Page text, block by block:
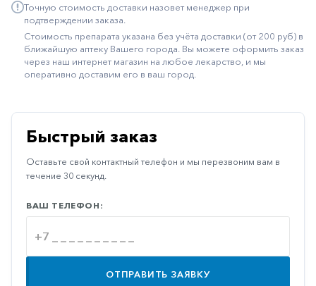
средства
Неврологические
Остеопороз
Паркинсон
Противоаллергические
Противовирусные
Противогрибковые
Противоопухолевые
Противоподагрические
Точную стоимость доставки назовет менеджер при
подтверждении заказа.
Стоимость препарата указана без учёта доставки (от 200 руб) в
ближайшую аптеку Вашего города. Вы можете оформить заказ
через наш интернет магазин на любое лекарство, и мы
оперативно доставим его в ваш город.
Быстрый заказ
Оставьте свой контактный телефон и мы перезвоним вам в
течение 30 секунд.
ВАШ ТЕЛЕФОН:
ОТПРАВИТЬ ЗАЯВКУ